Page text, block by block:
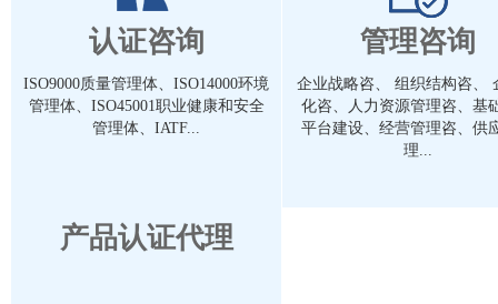
认证咨询
ISO9000质量管理体、ISO14000环境
管理体、ISO45001职业健康和安全
管理体、IATF...
管理咨询
企业战略咨、 组织结构咨、
化咨、人力资源管理咨、基
平台建设、经营管理咨、供
理...
产品认证代理